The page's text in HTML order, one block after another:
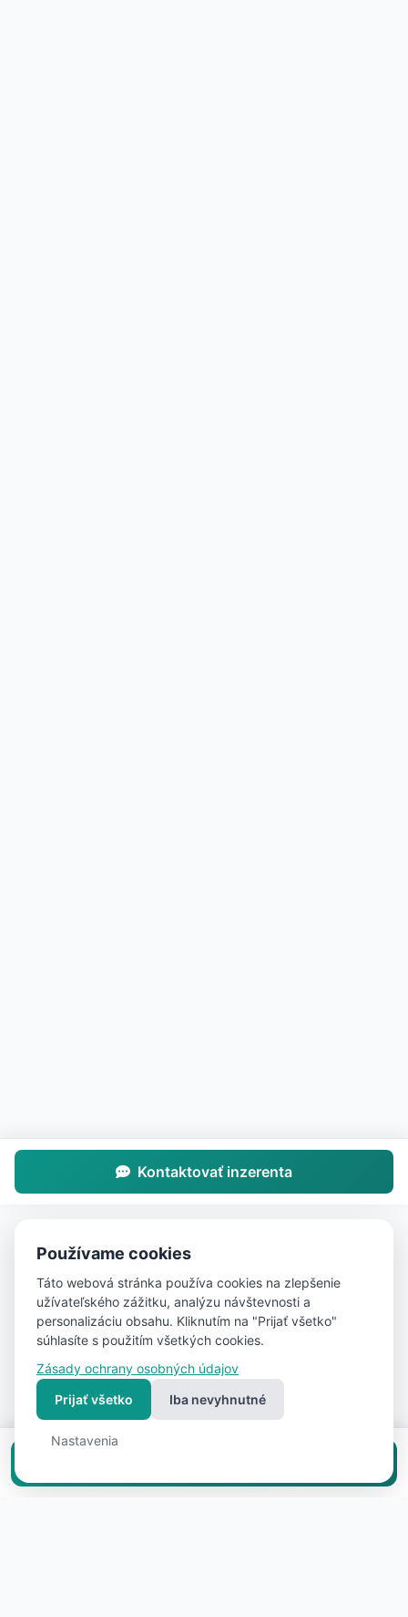
Kontaktovať inzerenta
Používame cookies
Táto webová stránka používa cookies na zlepšenie
užívateľského zážitku, analýzu návštevnosti a
personalizáciu obsahu. Kliknutím na "Prijať všetko"
súhlasíte s použitím všetkých cookies.
Zásady ochrany osobných údajov
Prijať všetko
Iba nevyhnutné
Nastavenia